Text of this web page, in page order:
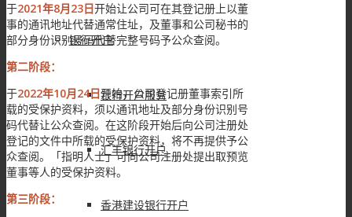
银行开户
银行开户服务
汇丰银行开户
香港建设银行开户
于2021年8月23日开始让公司可在其登记册上以董
事的通讯地址代替通常住址，及董事和公司秘书的
部分身份识别号码代替完整号码予公众查阅。
第二阶段：
于2022年10月24日开始，公司登记册董事索引所
载的受保护资料，须以通讯地址及部分身份识别号
码代替让公众查阅。在这阶段开始后向公司注册处
登记的文件中所载的受保护资料，将不再提供予公
众查阅。「指明人士」可向公司注册处提出取预览
董事等人的受保护资料。
第三阶段：